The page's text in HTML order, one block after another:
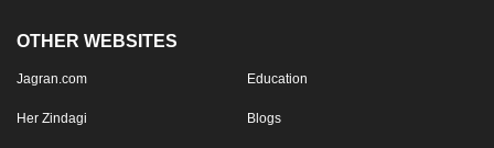
OTHER WEBSITES
Jagran.com Education
Her Zindagi Blogs